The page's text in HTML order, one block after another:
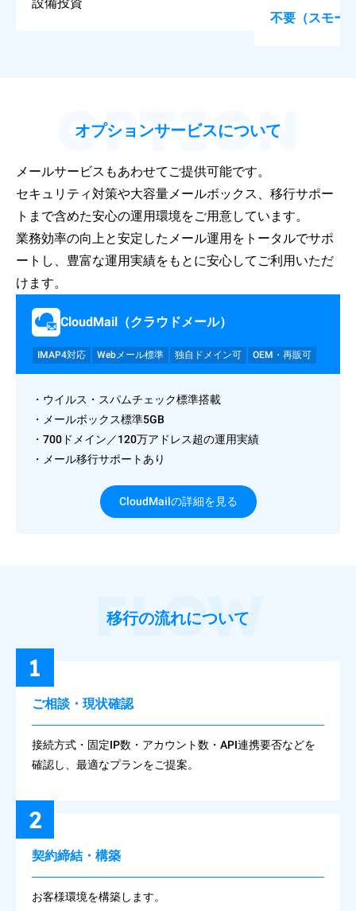
不要（スモー
オプションサービスについて
OPTION
メールサービスもあわせてご提供可能です。
セキュリティ対策や大容量メールボックス、移行サポー
トまで含めた安心の運用環境をご用意しています。
業務効率の向上と安定したメール運用をトータルでサポ
ートし、豊富な運用実績をもとに安心してご利用いただ
けます。
CloudMail（クラウドメール）
IMAP4対応 Webメール標準 独自ドメイン可 OEM・再販可
・ウイルス・スパムチェック標準搭載
・メールボックス標準5GB
・700ドメイン／120万アドレス超の運用実績
・メール移行サポートあり
CloudMailの詳細を見る
移行の流れについて
FLOW
1
ご相談・現状確認
接続方式・固定IP数・アカウント数・API連携要否などを
確認し、最適なプランをご提案。
2
契約締結・構築
お客様環境を構築します。